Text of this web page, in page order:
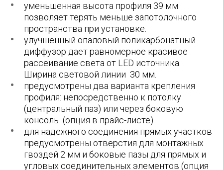
уменьшенная высота профиля 39 мм
позволяет терять меньше запотолочного
пространства при установке.
улучшенный опаловый поликарбонатный
диффузор дает равномерное красивое
рассеивание света от LED источника.
Ширина световой линии 30 мм.
предусмотрены два варианта крепления
профиля: непосредственно к потолку
(центральный паз) или через боковую
консоль (опция в прайс-листе).
для надежного соединения прямых участков
предусмотрены отверстия для монтажных
гвоздей 2 мм и боковые пазы для прямых и
угловых соединительных элементов (опция